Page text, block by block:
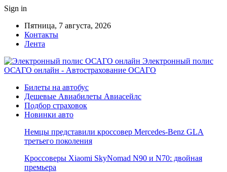
Sign in
Пятница, 7 августа, 2026
Контакты
Лента
Электронный полис
ОСАГО онлайн - Автострахование ОСАГО
Билеты на автобус
Дешевые Авиабилеты Авиасейлс
Подбор страховок
Новинки авто
Немцы представили кроссовер Mercedes-Benz GLA
третьего поколения
Кроссоверы Xiaomi SkyNomad N90 и N70: двойная
премьера